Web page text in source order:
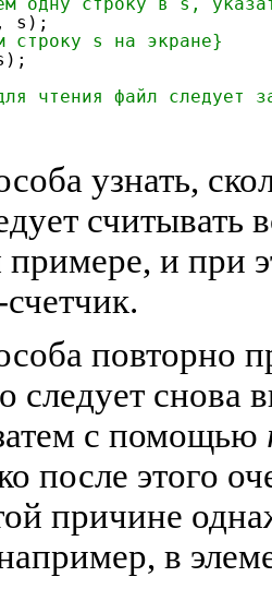
s);
строку s на экране}
чтения файл следует
узнать,
считывать
и при
повторно
следует снова
с помощью
после этого
причине
в